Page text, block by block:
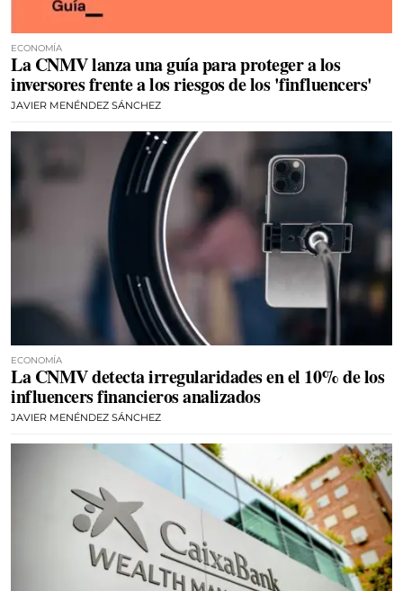
ECONOMÍA
La CNMV lanza una guía para proteger a los
inversores frente a los riesgos de los 'finfluencers'
JAVIER MENÉNDEZ SÁNCHEZ
ECONOMÍA
La CNMV detecta irregularidades en el 10% de los
influencers financieros analizados
JAVIER MENÉNDEZ SÁNCHEZ